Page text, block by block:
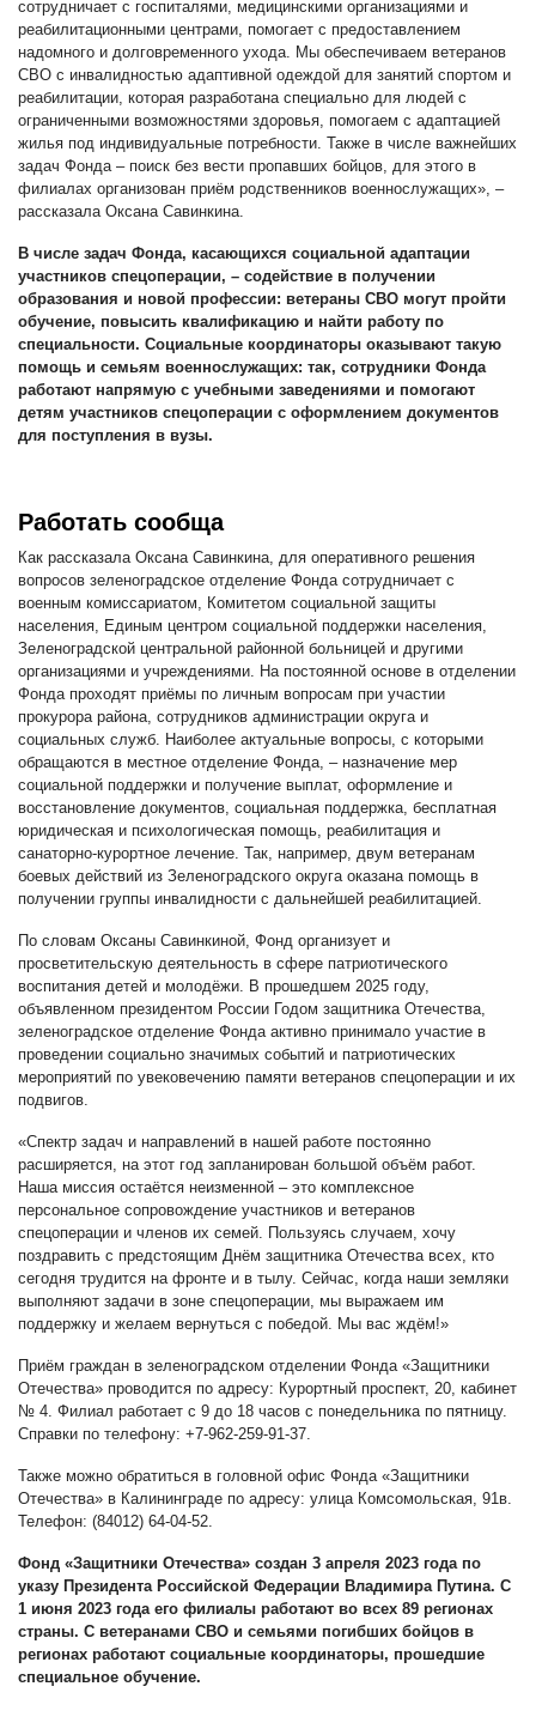
сотрудничает с госпиталями, медицинскими организациями и
реабилитационными центрами, помогает с предоставлением
надомного и долговременного ухода. Мы обеспечиваем ветеранов
СВО с инвалидностью адаптивной одеждой для занятий спортом и
реабилитации, которая разработана специально для людей с
ограниченными возможностями здоровья, помогаем с адаптацией
жилья под индивидуальные потребности. Также в числе важнейших
задач Фонда – поиск без вести пропавших бойцов, для этого в
филиалах организован приём родственников военнослужащих», –
рассказала Оксана Савинкина.
В числе задач Фонда, касающихся социальной адаптации
участников спецоперации, – содействие в получении
образования и новой профессии: ветераны СВО могут пройти
обучение, повысить квалификацию и найти работу по
специальности. Социальные координаторы оказывают такую
помощь и семьям военнослужащих: так, сотрудники Фонда
работают напрямую с учебными заведениями и помогают
детям участников спецоперации с оформлением документов
для поступления в вузы.
Работать сообща
Как рассказала Оксана Савинкина, для оперативного решения
вопросов зеленоградское отделение Фонда сотрудничает с
военным комиссариатом, Комитетом социальной защиты
населения, Единым центром социальной поддержки населения,
Зеленоградской центральной районной больницей и другими
организациями и учреждениями. На постоянной основе в отделении
Фонда проходят приёмы по личным вопросам при участии
прокурора района, сотрудников администрации округа и
социальных служб. Наиболее актуальные вопросы, с которыми
обращаются в местное отделение Фонда, – назначение мер
социальной поддержки и получение выплат, оформление и
восстановление документов, социальная поддержка, бесплатная
юридическая и психологическая помощь, реабилитация и
санаторно-курортное лечение. Так, например, двум ветеранам
боевых действий из Зеленоградского округа оказана помощь в
получении группы инвалидности с дальнейшей реабилитацией.
По словам Оксаны Савинкиной, Фонд организует и
просветительскую деятельность в сфере патриотического
воспитания детей и молодёжи. В прошедшем 2025 году,
объявленном президентом России Годом защитника Отечества,
зеленоградское отделение Фонда активно принимало участие в
проведении социально значимых событий и патриотических
мероприятий по увековечению памяти ветеранов спецоперации и их
подвигов.
«Спектр задач и направлений в нашей работе постоянно
расширяется, на этот год запланирован большой объём работ.
Наша миссия остаётся неизменной – это комплексное
персональное сопровождение участников и ветеранов
спецоперации и членов их семей. Пользуясь случаем, хочу
поздравить с предстоящим Днём защитника Отечества всех, кто
сегодня трудится на фронте и в тылу. Сейчас, когда наши земляки
выполняют задачи в зоне спецоперации, мы выражаем им
поддержку и желаем вернуться с победой. Мы вас ждём!»
Приём граждан в зеленоградском отделении Фонда «Защитники
Отечества» проводится по адресу: Курортный проспект, 20, кабинет
№ 4. Филиал работает с 9 до 18 часов с понедельника по пятницу.
Справки по телефону: +7-962-259-91-37.
Также можно обратиться в головной офис Фонда «Защитники
Отечества» в Калининграде по адресу: улица Комсомольская, 91в.
Телефон: (84012) 64-04-52.
Фонд «Защитники Отечества» создан 3 апреля 2023 года по
указу Президента Российской Федерации Владимира Путина. С
1 июня 2023 года его филиалы работают во всех 89 регионах
страны. С ветеранами СВО и семьями погибших бойцов в
регионах работают социальные координаторы, прошедшие
специальное обучение.